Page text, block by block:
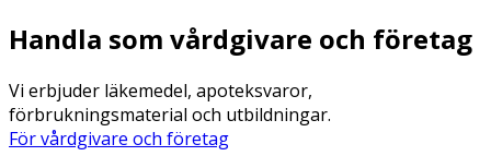
Handla som vårdgivare och företag
Vi erbjuder läkemedel, apoteksvaror,
förbrukningsmaterial och utbildningar.
För vårdgivare och företag